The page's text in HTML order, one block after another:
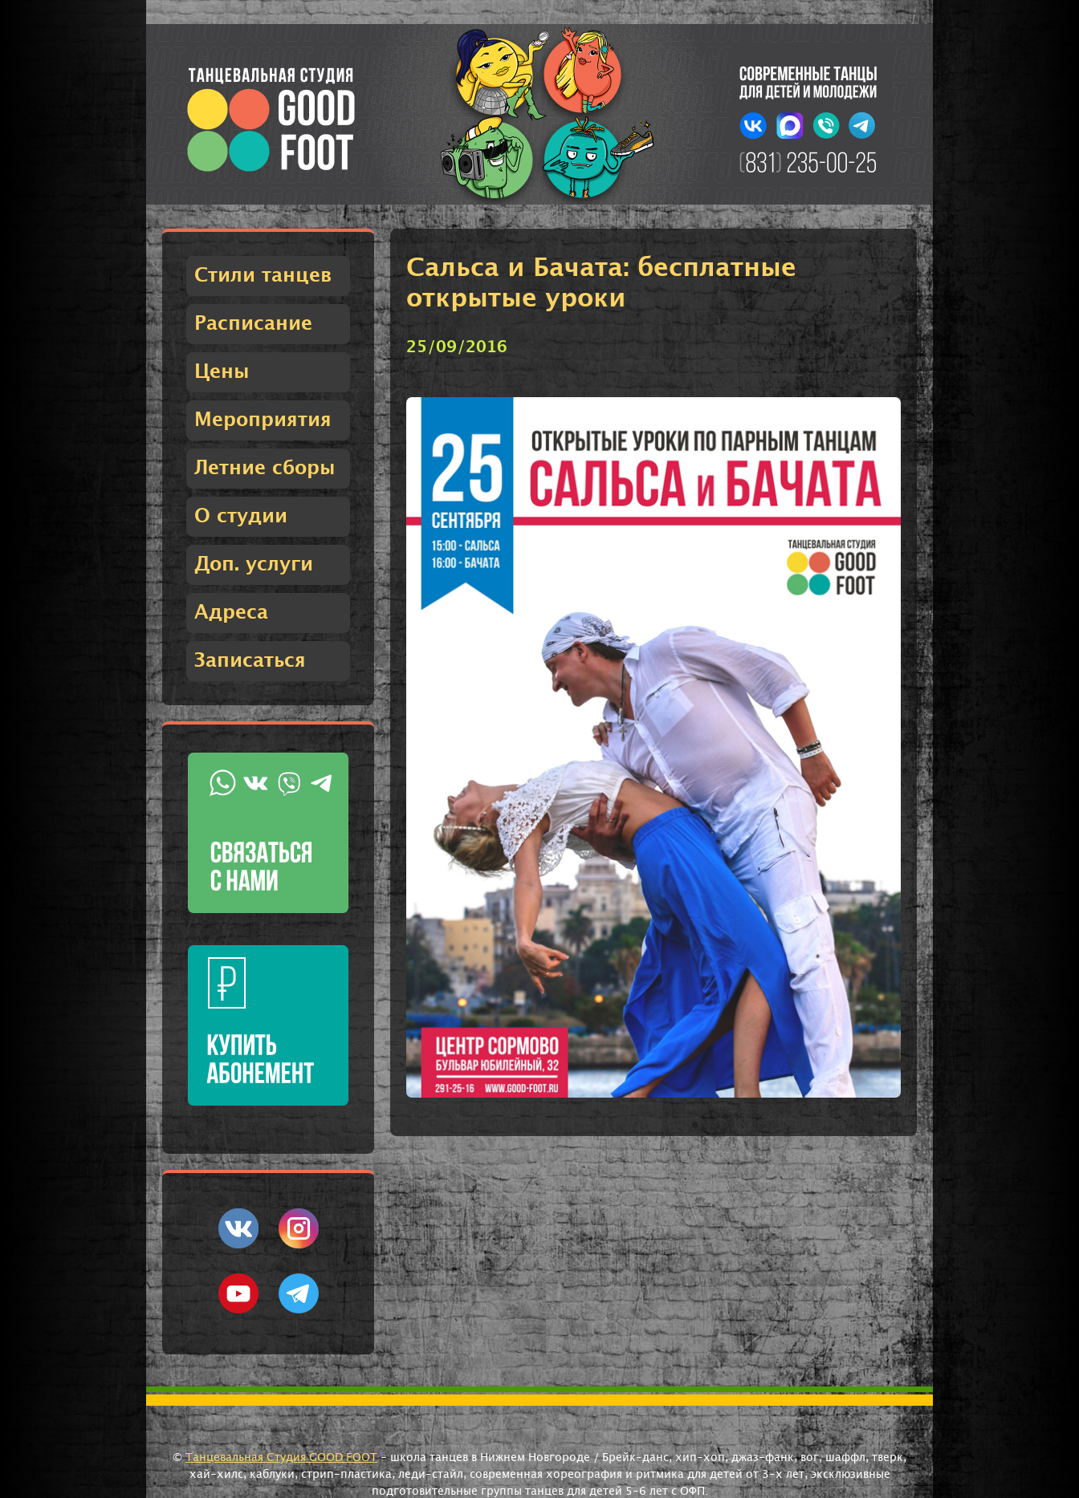
Стили танцев
Расписание
Цены
Мероприятия
Летние сборы
О студии
Доп. услуги
Адреса
Записаться
Сальса и Бачата: бесплатные
открытые уроки
25/09/2016
©Танцевальная Студия GOOD FOOT- школа танцев в Нижнем Новгороде / Брейк-данс, хип-хоп, джаз-фанк, вог, шаффл, тверк,
хай-хилс, каблуки, стрип-пластика, леди-стайл, современная хореография и ритмика для детей от 3-х лет, эксклюзивные
подготовительные группы танцев для детей 5-6 лет с ОФП.